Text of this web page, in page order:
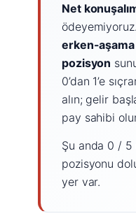
Net
erken-aşama
pozisyon
0’dan 1’e
alın; gelir
pay sahibi
Şu anda 0 /
pozisyonu
yer var.